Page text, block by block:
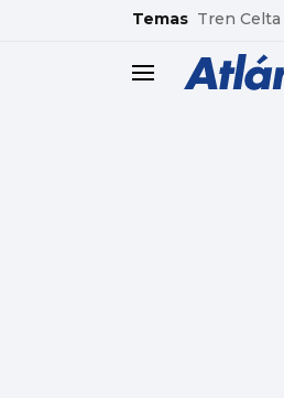
common.go-to-content
Temas Tren Celta